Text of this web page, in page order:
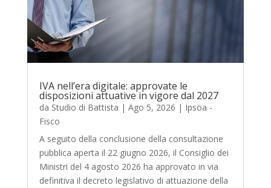
IVA nell’era digitale: approvate le
disposizioni attuative in vigore dal 2027
da Studio di Battista | Ago 5, 2026 | Ipsoa -
Fisco
A seguito della conclusione della consultazione
pubblica aperta il 22 giugno 2026, il Consiglio dei
Ministri del 4 agosto 2026 ha approvato in via
definitiva il decreto legislativo di attuazione della